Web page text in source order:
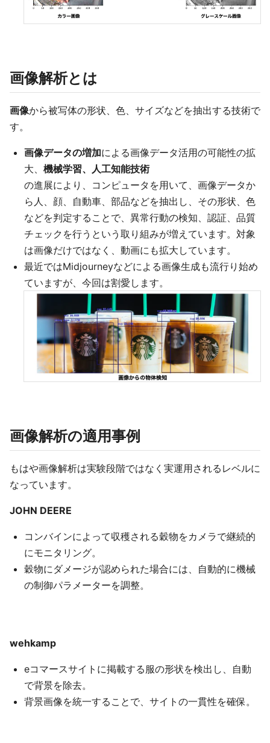
画像解析とは
画像から被写体の形状、色、サイズなどを抽出する技術で
す。
画像データの増加による画像データ活用の可能性の拡
大、 機械学習、人工知能技術
の進展により、コンピュータを用いて、画像データか
ら人、顔、自動車、部品などを抽出し、その形状、色
などを判定することで、異常行動の検知、認証、品質
チェックを行うという取り組みが増えています。対象
は画像だけではなく、動画にも拡大しています。
最近ではMidjourneyなどによる画像生成も流行り始め
ていますが、今回は割愛します。
画像解析の適用事例
もはや画像解析は実験段階ではなく実運用されるレベルに
なっています。
JOHN DEERE
コンバインによって収穫される穀物をカメラで継続的
にモニタリング。
穀物にダメージが認められた場合には、自動的に機械
の制御パラメーターを調整。
wehkamp
eコマースサイトに掲載する服の形状を検出し、自動
で背景を除去。
背景画像を統一することで、サイトの一貫性を確保。